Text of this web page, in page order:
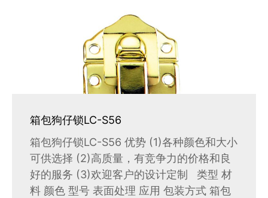
箱包狗仔锁LC-S56
箱包狗仔锁LC-S56 优势 (1)各种颜色和大小
可供选择 (2)高质量，有竞争力的价格和良
好的服务 (3)欢迎客户的设计定制 类型 材
料 颜色 型号 表面处理 应用 包装方式 箱包